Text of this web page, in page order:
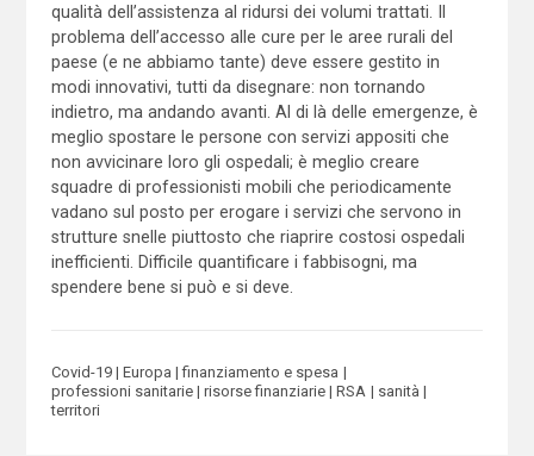
qualità dell’assistenza al ridursi dei volumi trattati. Il
problema dell’accesso alle cure per le aree rurali del
paese (e ne abbiamo tante) deve essere gestito in
modi innovativi, tutti da disegnare: non tornando
indietro, ma andando avanti. Al di là delle emergenze, è
meglio spostare le persone con servizi appositi che
non avvicinare loro gli ospedali; è meglio creare
squadre di professionisti mobili che periodicamente
vadano sul posto per erogare i servizi che servono in
strutture snelle piuttosto che riaprire costosi ospedali
inefficienti. Difficile quantificare i fabbisogni, ma
spendere bene si può e si deve.
Covid-19 Europa
finanziamento e spesa
professioni sanitarie
risorse finanziarie RSA
sanità
territori